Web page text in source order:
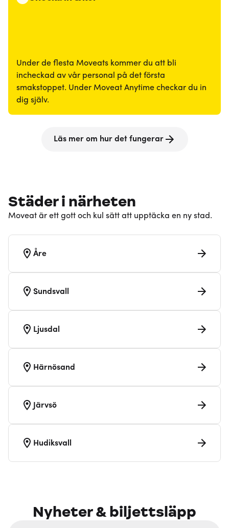
Under de flesta Moveats kommer du att bli
incheckad av vår personal på det första
smakstoppet. Under Moveat Anytime checkar du in
dig själv.
Läs mer om hur det fungerar
Städer i närheten
Moveat är ett gott och kul sätt att upptäcka en ny stad.
Åre
Sundsvall
Ljusdal
Härnösand
Järvsö
Hudiksvall
Nyheter & biljettsläpp